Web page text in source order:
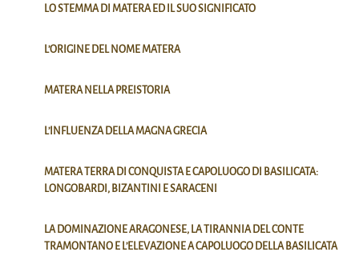
LO STEMMA DI MATERA ED IL SUO SIGNIFICATO
L’ORIGINE DEL NOME MATERA
MATERA NELLA PREISTORIA
L’INFLUENZA DELLA MAGNA GRECIA
MATERA TERRA DI CONQUISTA E CAPOLUOGO DI BASILICATA:
LONGOBARDI, BIZANTINI E SARACENI
LA DOMINAZIONE ARAGONESE, LA TIRANNIA DEL CONTE
TRAMONTANO E L’ELEVAZIONE A CAPOLUOGO DELLA BASILICATA